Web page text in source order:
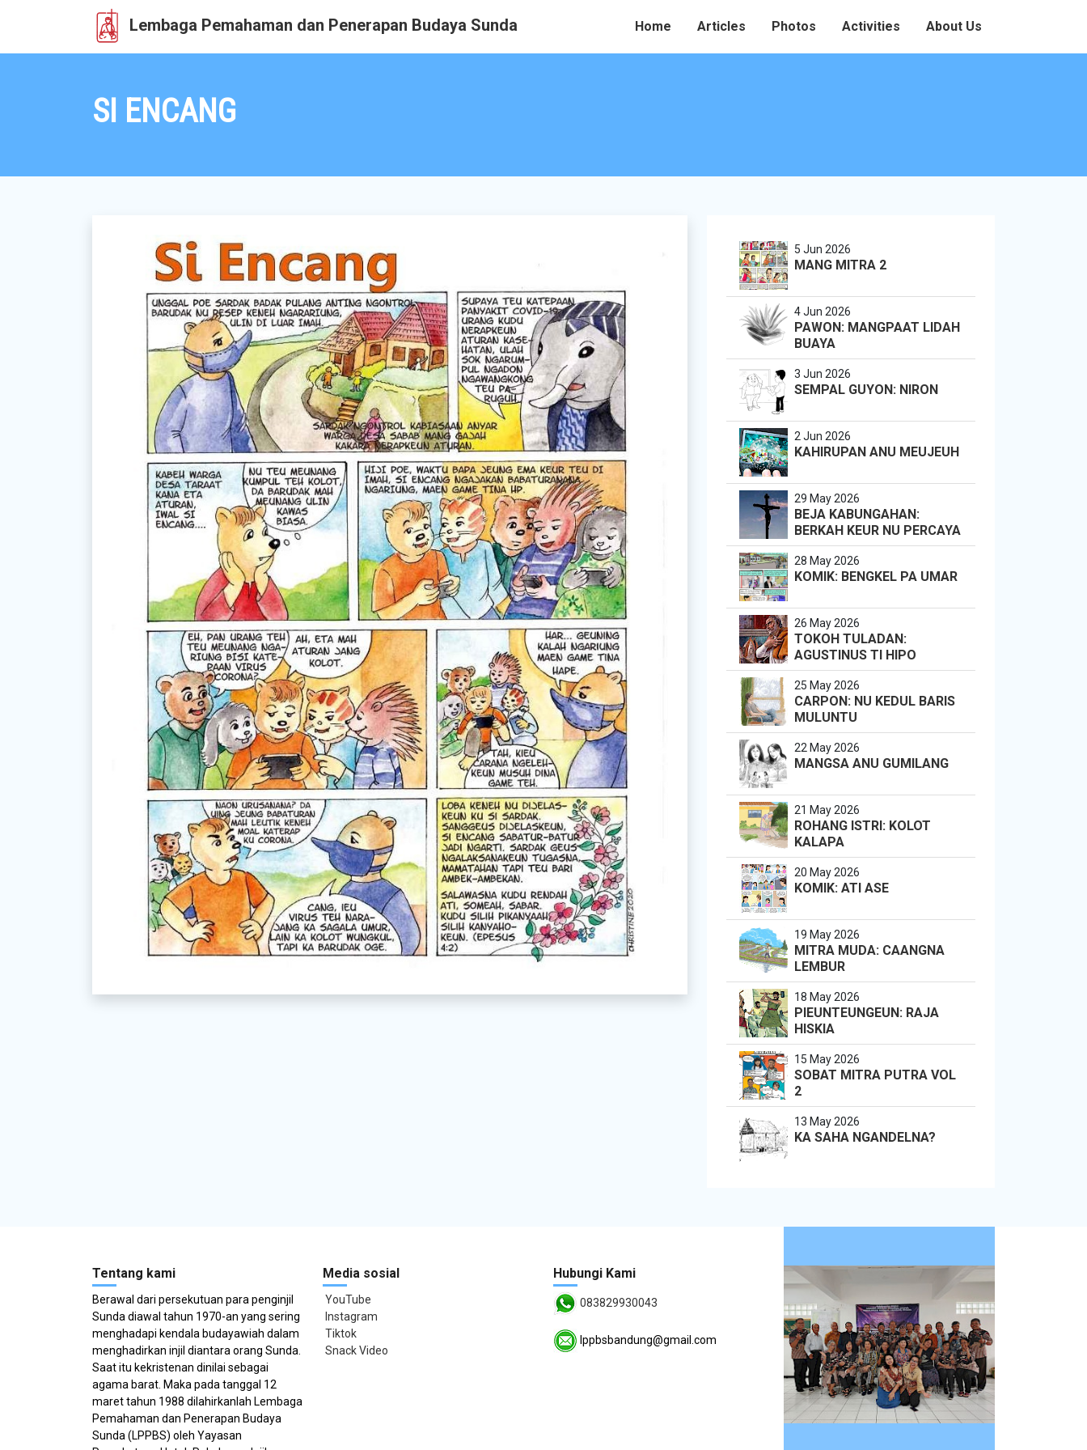
Lembaga Pemahaman dan Penerapan Budaya Sunda Home Articles Photos Activities About Us
SI ENCANG
5 Jun 2026
MANG MITRA 2
4 Jun 2026
PAWON: MANGPAAT LIDAH
BUAYA
3 Jun 2026
SEMPAL GUYON: NIRON
2 Jun 2026
KAHIRUPAN ANU MEUJEUH
29 May 2026
BEJA KABUNGAHAN:
BERKAH KEUR NU PERCAYA
28 May 2026
KOMIK: BENGKEL PA UMAR
26 May 2026
TOKOH TULADAN:
AGUSTINUS TI HIPO
25 May 2026
CARPON: NU KEDUL BARIS
MULUNTU
22 May 2026
MANGSA ANU GUMILANG
21 May 2026
ROHANG ISTRI: KOLOT
KALAPA
20 May 2026
KOMIK: ATI ASE
19 May 2026
MITRA MUDA: CAANGNA
LEMBUR
18 May 2026
PIEUNTEUNGEUN: RAJA
HISKIA
15 May 2026
SOBAT MITRA PUTRA VOL
2
13 May 2026
KA SAHA NGANDELNA?
Tentang kami
Berawal dari persekutuan para penginjil
Sunda diawal tahun 1970-an yang sering
menghadapi kendala budayawiah dalam
menghadirkan injil diantara orang Sunda.
Saat itu kekristenan dinilai sebagai
agama barat. Maka pada tanggal 12
maret tahun 1988 dilahirkanlah Lembaga
Pemahaman dan Penerapan Budaya
Sunda (LPPBS) oleh Yayasan
Media sosial
YouTube
Instagram
Tiktok
Snack Video
Hubungi Kami
083829930043
lppbsbandung@gmail.com